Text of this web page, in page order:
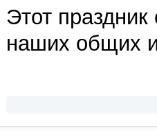
Этот
наших общих